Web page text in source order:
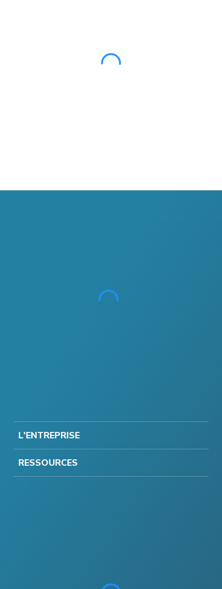
L'ENTREPRISE
RESSOURCES